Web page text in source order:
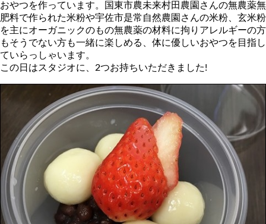
おやつを作っています。国東市農未来村田農園さんの無農薬無
肥料で作られた米粉や宇佐市是常自然農園さんの米粉、玄米粉
を主にオーガニックのもの無農薬の材料に拘りアレルギーの方
もそうでない方も一緒に楽しめる、体に優しいおやつを目指し
ていらっしゃいます。
この日はスタジオに、2つお持ちいただきました!